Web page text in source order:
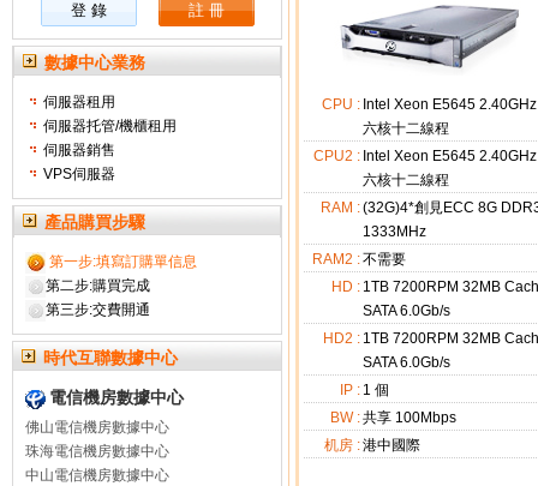
數據中心業務
伺服器租用
伺服器托管/機櫃租用
伺服器銷售
VPS伺服器
產品購買步驟
第一步:填寫訂購單信息
第二步:購買完成
第三步:交費開通
時代互聯數據中心
電信機房數據中心
佛山電信機房數據中心
珠海電信機房數據中心
中山電信機房數據中心
CPU : Intel Xeon E5645 2.40GHz
六核十二線程
CPU2 : Intel Xeon E5645 2.40GHz
六核十二線程
RAM :(32G)4*創見ECC 8G
1333MHz
RAM2 :不需要
HD : 1TB 7200RPM 32MB
SATA 6.0Gb/s
HD2 : 1TB 7200RPM 32MB
SATA 6.0Gb/s
IP : 1 個
BW :共享 100Mbps
机房 :港中國際